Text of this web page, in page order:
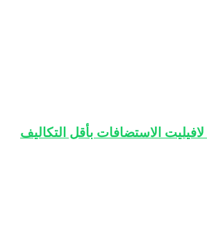
الاستضافات بأقل التكاليف